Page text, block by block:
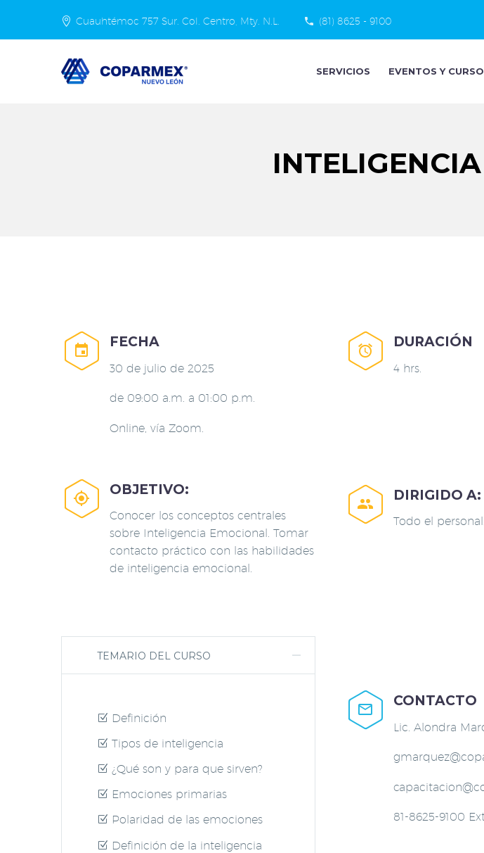
Cuauhtémoc 757 Sur. Col. Centro, Mty. N.L. (81) 8625 - 9100
SERVICIOS EVENTOS Y


FECHA
30 de julio de 2025
de 09:00 a.m. a 01:00 p.m.
Online, vía Zoom.


OBJETIVO:
Conocer los conceptos centrales
sobre Inteligencia Emocional. Tomar
contacto práctico con las habilidades
de inteligencia emocional.
TEMARIO DEL CURSO
Definición
Tipos de inteligencia
¿Qué son y para que sirven?
Emociones primarias
Polaridad de las emociones
Definición de la inteligencia


DURACIÓN
4 hrs.


DIRIGIDO A:
Todo el personal.


CONTACTO
Lic. Alondra
81-8625-9100